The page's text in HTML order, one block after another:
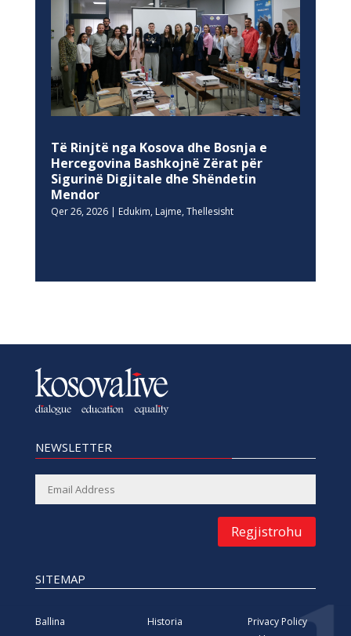
Të Rinjtë nga Kosova dhe Bosnja e
Hercegovina Bashkojnë Zërat për
Sigurinë Digjitale dhe Shëndetin
Mendor
Qer 26, 2026| Edukim, Lajme, Thellesisht
NEWSLETTER
Regjistrohu
SITEMAP
Ballina
Historia
Privacy Policy